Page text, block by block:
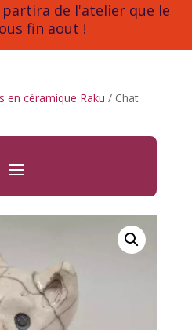
de l'atelier que le
fin aout !
en céramique Raku / Chat